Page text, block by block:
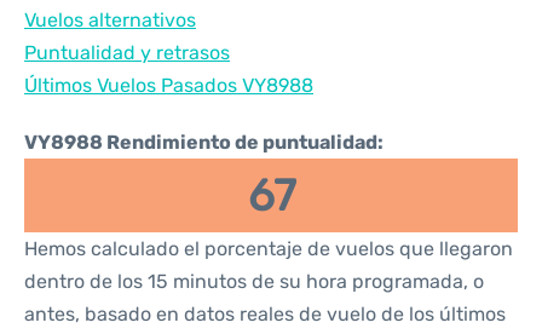
Vuelos alternativos
Puntualidad y retrasos
Últimos Vuelos Pasados VY8988
VY8988 Rendimiento de puntualidad:
67
Hemos calculado el porcentaje de vuelos que llegaron
dentro de los 15 minutos de su hora programada, o
antes, basado en datos reales de vuelo de los últimos